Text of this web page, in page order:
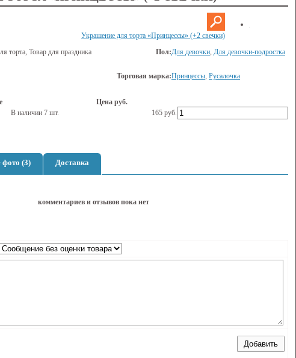
Украшение для торта «Принцессы» (+2 свечки)
торта, Товар для праздника Пол:Для девочки, Для девочки-подростка
Торговая марка:Принцессы, Русалочка
Цена руб.
В наличии 7 шт. 165 руб.
фото (3) Доставка
комментариев и отзывов пока нет